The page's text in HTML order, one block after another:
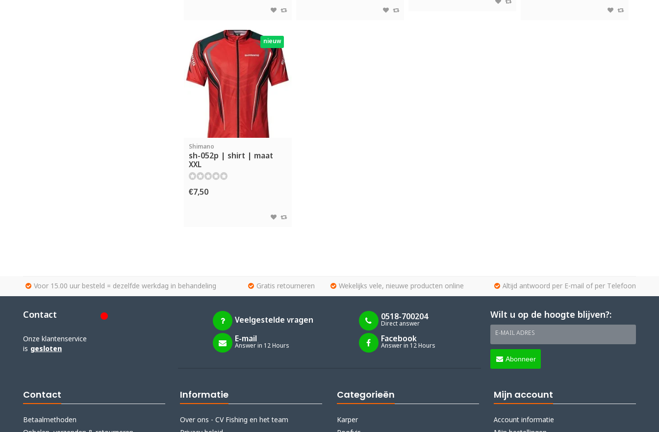
nieuw
Shimano
sh-052p | shirt | maat
XXL
€7,50
Voor 15.00 uur besteld = dezelfde werkdag in behandeling Gratis retourneren Wekelijks vele, nieuwe producten online Altijd antwoord per E-mail of per Telefoon
Contact
Onze klantenservice
is gesloten
Veelgestelde vragen 0518-700204
Direct answer
E-mail
Answer in 12 Hours
Facebook
Answer in 12 Hours
Wilt u op de hoogte blijven?:
E-MAIL ADRES
Abonneer
Contact
Betaalmethoden
Informatie
Over ons - CV Fishing en het team
Categorieën
Karper
Mijn account
Account informatie